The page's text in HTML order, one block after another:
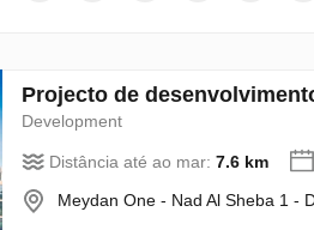
Projecto de
Development
Distância até ao mar: 7.6 km
Meydan One - Nad Al Sheba 1 -